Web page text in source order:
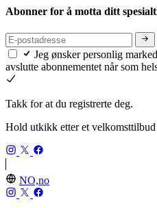
Abonner for å motta ditt
Jeg ønsker personlig
avslutte abonnementet når som
Takk for at du registrerte deg.
Hold utkikk etter et
NO,no